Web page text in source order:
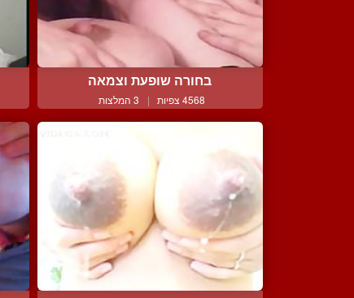
בחורה שופעת וצמאה
4568 צפיות | 3 המלצות